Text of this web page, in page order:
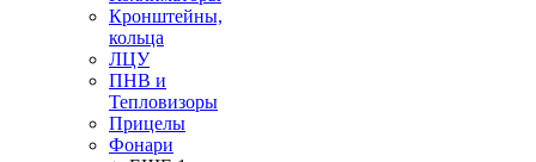
Кронштейны,
кольца
ЛЦУ
ПНВ и
Тепловизоры
Прицелы
Фонари